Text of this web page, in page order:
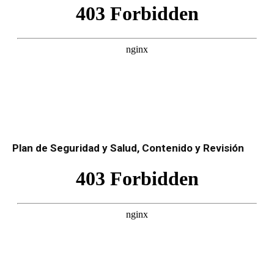
Plan de Seguridad y Salud, Contenido y Revisión